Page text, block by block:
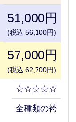
51,000円
(税込 56,100円)
57,000円
(税込 62,700円)
☆☆☆☆☆
全種類の袴